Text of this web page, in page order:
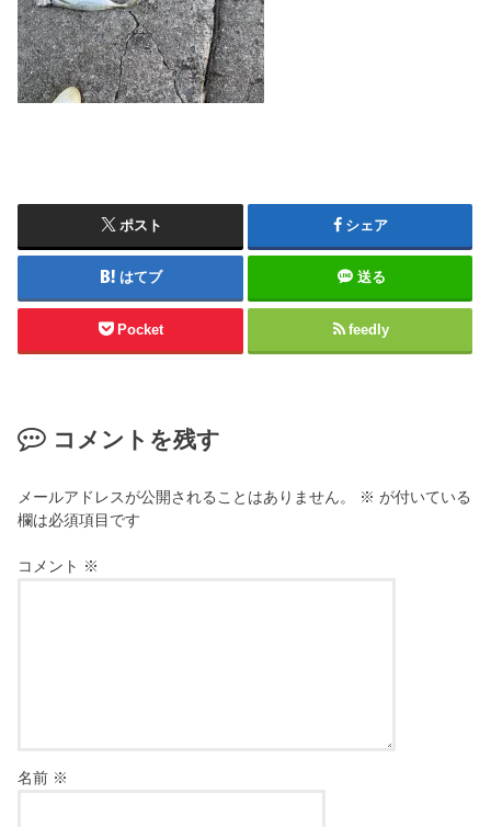
ポスト シェア
はてブ 送る
Pocket feedly
コメントを残す
メールアドレスが公開されることはありません。 ※ が付いている
欄は必須項目です
コメント ※
名前 ※